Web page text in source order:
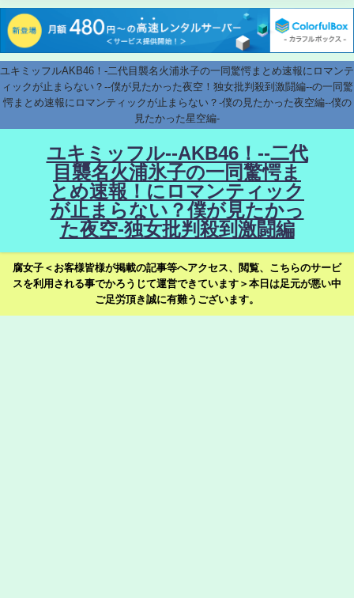
ユキミッフルAKB46！-二代目襲名火浦氷子の一同驚愕まとめ速報にロマンテ
ィックが止まらない？--僕が見たかった夜空！独女批判殺到激闘編--の一同驚
愕まとめ速報にロマンティックが止まらない？-僕の見たかった夜空編--僕の
見たかった星空編-
ユキミッフル--AKB46！--二代
目襲名火浦氷子の一同驚愕ま
とめ速報！にロマンティック
が止まらない？僕が見たかっ
た夜空-独女批判殺到激闘編
腐女子＜お客様皆様が掲載の記事等へアクセス、閲覧、こちらのサービ
スを利用される事でかろうじて運営できています＞本日は足元が悪い中
ご足労頂き誠に有難うございます。